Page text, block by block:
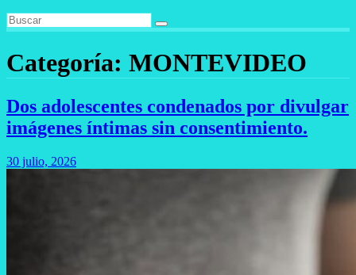
Categoría: MONTEVIDEO
Dos adolescentes condenados por divulgar
imágenes íntimas sin consentimiento.
30 julio, 2026